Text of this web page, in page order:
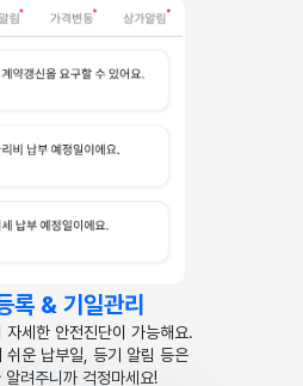
록 & 기일관리
자세한 안전진단이 가능해요.
쉬운 납부일, 등기 알림 등은
알려주니까 걱정마세요!